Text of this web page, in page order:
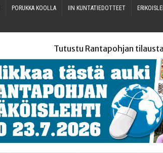
PORUK­KA KOOLLA IIN KUN­TA­TIE­DOT­TEET
Tutustu Rantapohjan